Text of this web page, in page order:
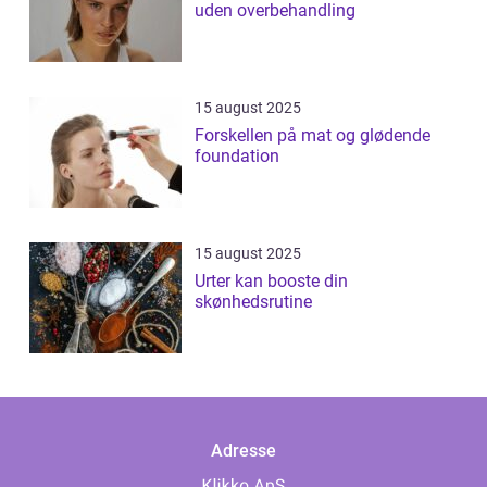
uden overbehandling
15 august 2025
Forskellen på mat og glødende
foundation
15 august 2025
Urter kan booste din
skønhedsrutine
Adresse